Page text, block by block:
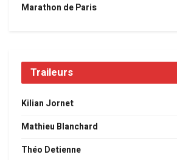
Marathon de Paris
Traileurs
Kilian Jornet
Mathieu Blanchard
Théo Detienne